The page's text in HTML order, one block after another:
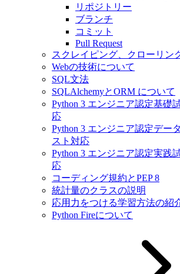
リポジトリー
ブランチ
コミット
Pull Request
スクレイピング、クローリン
Webの技術について
SQL文法
SQLAlchemyとORM について
Python 3 エンジニア認定基礎
応
Python 3 エンジニア認定デー
スト対応
Python 3 エンジニア認定実践
応
コーディング規約とPEP 8
統計量のクラスの説明
応用力をつける学習方法の紹
Python Fireについて